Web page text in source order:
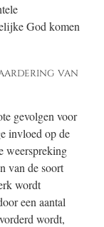
God komen
van
gevolgen voor
invloed op de
weerspreking
van de soort
wordt
een aantal
wordt,